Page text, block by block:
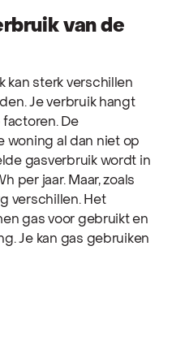
van de
kan sterk verschillen
Je verbruik hangt
De
woning al dan niet op
gasverbruik wordt in
per jaar. Maar, zoals
verschillen. Het
gas voor gebruikt en
Je kan gas gebruiken